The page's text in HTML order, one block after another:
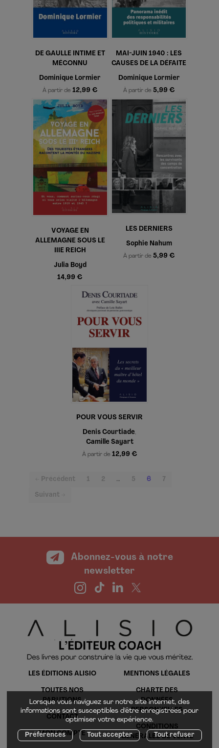
Lorsque vous naviguez sur notre site internet, des
informations sont susceptibles d'être enregistrées pour
optimiser votre expérience.
Préférences Tout accepter Tout refuser
DE GAULLE INTIME ET
MÉCONNU
Dominique Lormier
À partir de 12,99 €
MAI-JUIN 1940 : LES
CAUSES DE LA DÉFAITE
Dominique Lormier
À partir de 5,99 €
VOYAGE EN
ALLEMAGNE SOUS LE
IIIE REICH
Julia Boyd
14,99 €
LES DERNIERS
Sophie Nahum
À partir de 5,99 €
POUR VOUS SERVIR
Denis Courtiade,
Camille Sayart
À partir de 12,99 €
← Précédent 1 2 … 5 6(current)
7
Suivant →
Abonnez-vous à notre
newsletter
LES ÉDITIONS ALISIO
TOUTES NOS
PARUTIONS
CONTACT
MON COMPTE
MENTIONS LÉGALES
CHARTE DES
DONNÉES
PERSONNELLES
CONDITIONS
GÉNÉRALES DE VENTE